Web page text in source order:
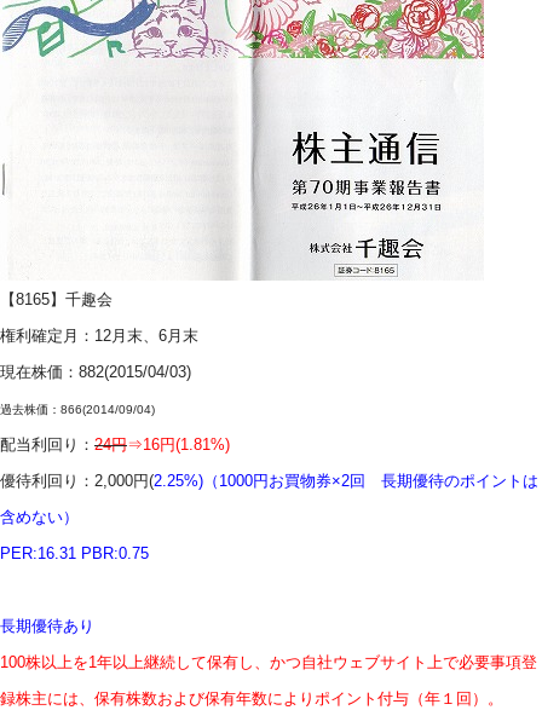
【8165】千趣会
権利確定月：12月末、6月末
現在株価： 882(2015/04/03)
過去株価：866(2014/09/04)
配当利回り： 24円⇒16円(1.81%)
優待利回り：2,000円(2.25%)（1000円お買物券×2回 長期優待のポイントは
含めない）
PER:16.31 PBR:0.75
長期優待あり
100株以上を1年以上継続して保有し、かつ自社ウェブサイト上で必要事項登
録株主には、保有株数および保有年数によりポイント付与（年１回）。